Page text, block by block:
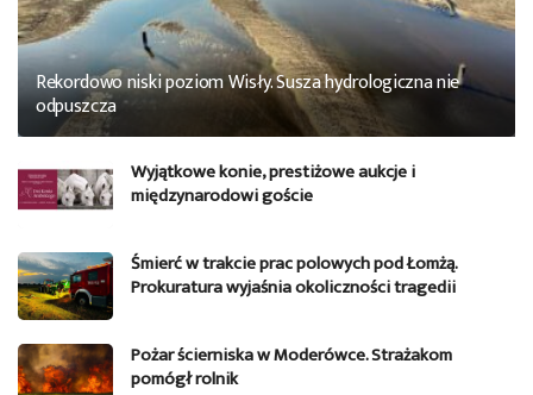
Rekordowo niski poziom Wisły. Susza hydrologiczna nie
odpuszcza
Wyjątkowe konie, prestiżowe aukcje i
międzynarodowi goście
Śmierć w trakcie prac polowych pod Łomżą.
Prokuratura wyjaśnia okoliczności tragedii
Pożar ścierniska w Moderówce. Strażakom
pomógł rolnik